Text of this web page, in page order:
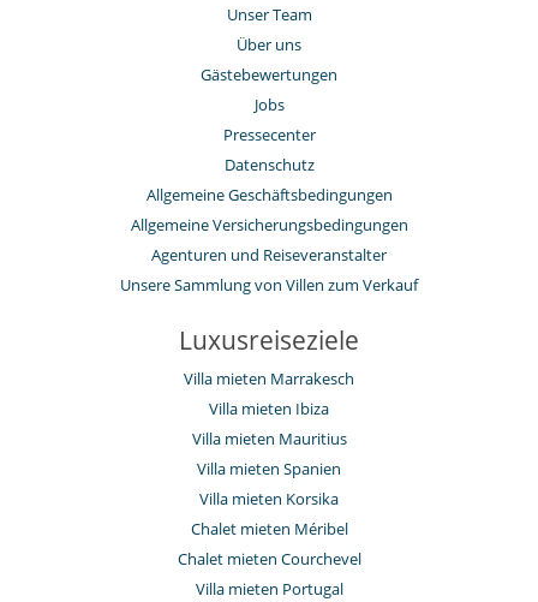
Unser Team
Über uns
Gästebewertungen
Jobs
Pressecenter
Datenschutz
Allgemeine Geschäftsbedingungen
Allgemeine Versicherungsbedingungen
Agenturen und Reiseveranstalter
Unsere Sammlung von Villen zum Verkauf
Luxusreiseziele
Villa mieten Marrakesch
Villa mieten Ibiza
Villa mieten Mauritius
Villa mieten Spanien
Villa mieten Korsika
Chalet mieten Méribel
Chalet mieten Courchevel
Villa mieten Portugal